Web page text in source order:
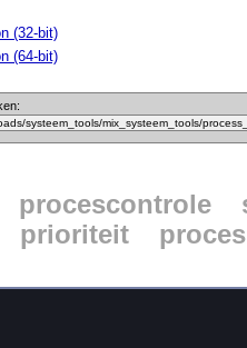
(32-bit)
(64-bit)
procescontrole
prioriteit